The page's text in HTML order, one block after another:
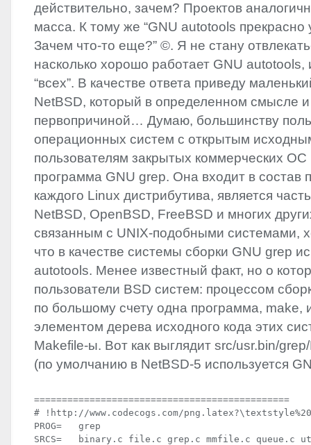
действительно, зачем? Проектов
масса. К тому же “GNU autotools прекрасно
Зачем что-то еще?” ©. Я не стану
насколько хорошо работает GNU autotools,
“всех”. В качестве ответа приведу
NetBSD, который в определенном смысле и
первопричиной… Думаю, большинству
операционных систем с открытым
пользователям закрытых коммерческих ОС
программа GNU grep. Она входит в состав
каждого Linux дистрибутива, является
NetBSD, OpenBSD, FreeBSD и многих
связанным с UNIX-подобными системами,
что в качестве системы сборки GNU grep
autotools. Менее известный факт, но о
пользователи BSD систем: процессом
по большому счету одна программа, make,
элементом дерева исходного кода этих
Makefile-ы. Вот как выглядит src/usr.bin/
(по умолчанию в NetBSD-5 используется
==============================================
# !http://www.codecogs.com/
PROG=   grep
SRCS=   binary.c file.c grep.c mmfile.c queue.c